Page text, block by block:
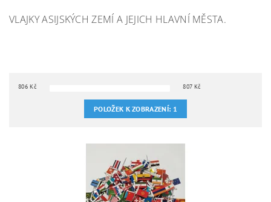
VLAJKY ASIJSKÝCH ZEMÍ A JEJICH HLAVNÍ MĚSTA.
806Kč 807Kč
POLOŽEK K ZOBRAZENÍ: 1